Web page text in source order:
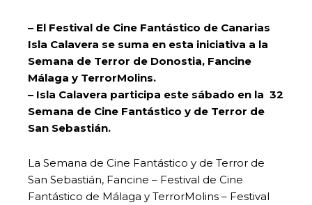
– El Festival de Cine Fantástico de Canarias
Isla Calavera se suma en esta iniciativa a la
Semana de Terror de Donostia, Fancine
Málaga y TerrorMolins.
– Isla Calavera participa este sábado en la 32
Semana de Cine Fantástico y de Terror de
San Sebastián.
La Semana de Cine Fantástico y de Terror de
San Sebastián, Fancine – Festival de Cine
Fantástico de Málaga y TerrorMolins – Festival